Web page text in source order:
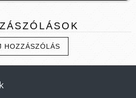
HOZZÁSZÓLÁS